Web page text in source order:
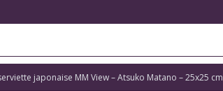
japonaise MM View – Atsuko Matano – 25x25 cm